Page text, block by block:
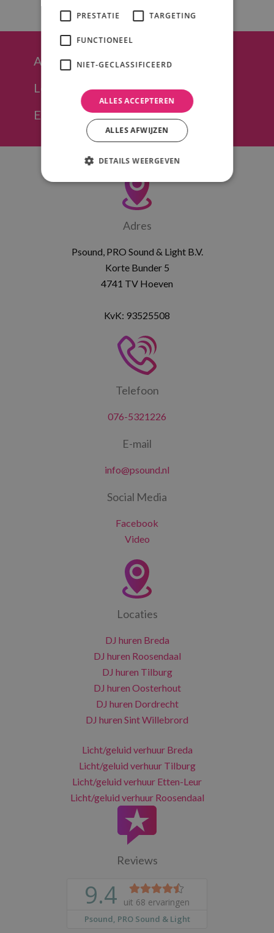
Afhalen in Hoeven (regio Breda)
Levering in heel NL mogelijk
Eenvoudig offerte opvragen
Adres
Psound, PRO Sound & Light B.V.
Korte Bunder 5
4741 TV Hoeven
KvK: 93525508
Telefoon
076-5321226
E-mail
info@psound.nl
Social Media
Facebook
Video
Locaties
DJ huren Breda
DJ huren Roosendaal
DJ huren Tilburg
DJ huren Oosterhout
DJ huren Dordrecht
DJ huren Sint Willebrord
Licht/geluid verhuur Breda
Licht/geluid verhuur Tilburg
Licht/geluid verhuur Etten-Leur
Licht/geluid verhuur Roosendaal
Reviews
PRESTATIE TARGETING
FUNCTIONEEL
NIET-GECLASSIFICEERD
ALLES ACCEPTEREN
ALLES AFWIJZEN
DETAILS WEERGEVEN